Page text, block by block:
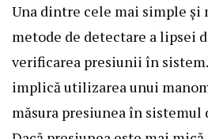
Una dintre cele mai simple și
metode de detectare a lipsei
verificarea presiunii în
implică utilizarea unui
măsura presiunea în